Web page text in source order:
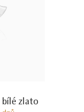
bílé zlato